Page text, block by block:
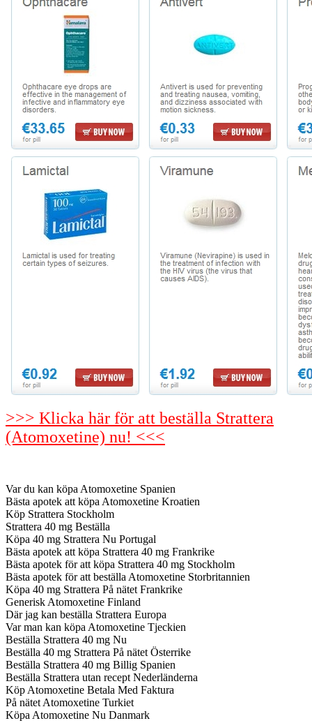
>>> Klicka här för att beställa Strattera
(Atomoxetine) nu! <<<
Var du kan köpa Atomoxetine Spanien
Bästa apotek att köpa Atomoxetine Kroatien
Köp Strattera Stockholm
Strattera 40 mg Beställa
Köpa 40 mg Strattera Nu Portugal
Bästa apotek att köpa Strattera 40 mg Frankrike
Bästa apotek för att köpa Strattera 40 mg Stockholm
Bästa apotek för att beställa Atomoxetine Storbritannien
Köpa 40 mg Strattera På nätet Frankrike
Generisk Atomoxetine Finland
Där jag kan beställa Strattera Europa
Var man kan köpa Atomoxetine Tjeckien
Beställa Strattera 40 mg Nu
Beställa 40 mg Strattera På nätet Österrike
Beställa Strattera 40 mg Billig Spanien
Beställa Strattera utan recept Nederländerna
Köp Atomoxetine Betala Med Faktura
På nätet Atomoxetine Turkiet
Köpa Atomoxetine Nu Danmark